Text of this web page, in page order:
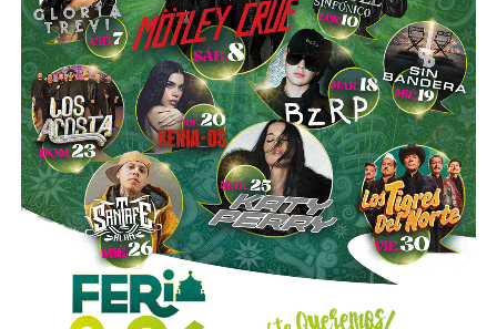
documentación relacionada con la operación del sitio.
Las investigaciones también permitieron ejecutar cateos
en Tizayuca, Hidalgo, y Cuautla, Morelos.
En Hidalgo fueron asegurados más de456 mil litrosde un
líquido que podría corresponder a hidrocarburos o
productos químicos utilizados para su procesamiento,
mientras que en Morelos se localizaron documentos,
talones de cheques y muestras obtenidas de diversos
contenedores.
La Fiscalía General de la República informó que estos